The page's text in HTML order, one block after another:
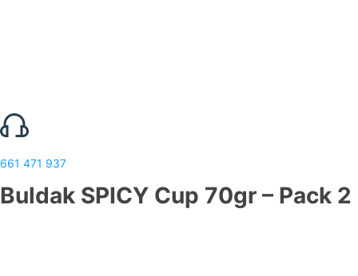
661 471 937
Buldak SPICY Cup 70gr – Pack 2